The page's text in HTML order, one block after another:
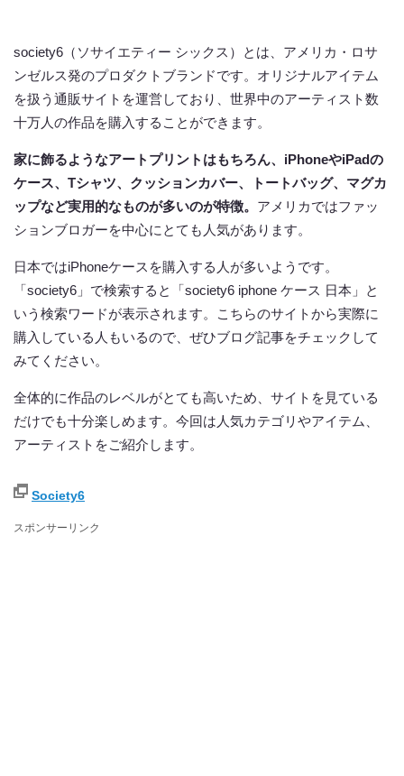
society6（ソサイエティー シックス）とは、アメリカ・ロサ
ンゼルス発のプロダクトブランドです。オリジナルアイテム
を扱う通販サイトを運営しており、世界中のアーティスト数
十万人の作品を購入することができます。
家に飾るようなアートプリントはもちろん、iPhoneやiPadの
ケース、Tシャツ、クッションカバー、トートバッグ、マグカ
ップなど実用的なものが多いのが特徴。 アメリカではファッ
ションブロガーを中心にとても人気があります。
日本ではiPhoneケースを購入する人が多いようです。
「society6」で検索すると「society6 iphone ケース 日本」と
いう検索ワードが表示されます。こちらのサイトから実際に
購入している人もいるので、ぜひブログ記事をチェックして
みてください。
全体的に作品のレベルがとても高いため、サイトを見ている
だけでも十分楽しめます。今回は人気カテゴリやアイテム、
アーティストをご紹介します。
Society6
スポンサーリンク